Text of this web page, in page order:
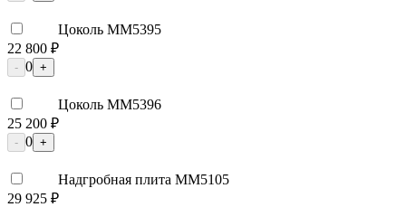
Цоколь ММ5395
22 800 ₽
- 0 +
Цоколь ММ5396
25 200 ₽
- 0 +
Надгробная плита ММ5105
29 925 ₽